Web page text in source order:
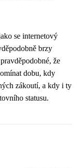
se internetový
brzy
že
dobu, kdy
zákoutí, a kdy i ty
statusu.